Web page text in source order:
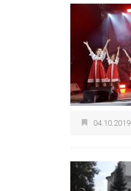
04.10.2019